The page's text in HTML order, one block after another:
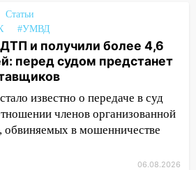
легкой атлетики из
выступили на
области убрали
зерновых и
в жену брата: в
завели дело на
Статьи
#УМВД
и получили более 4,6
перед судом предстанет
известно о передаче в суд
членов организованной
обвиняемых в мошенничестве
06.08.2026